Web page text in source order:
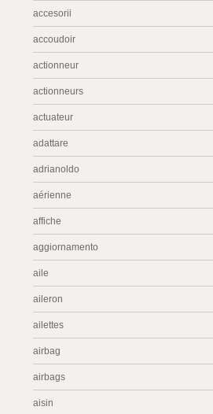
accesorii
accoudoir
actionneur
actionneurs
actuateur
adattare
adrianoldo
aérienne
affiche
aggiornamento
aile
aileron
ailettes
airbag
airbags
aisin